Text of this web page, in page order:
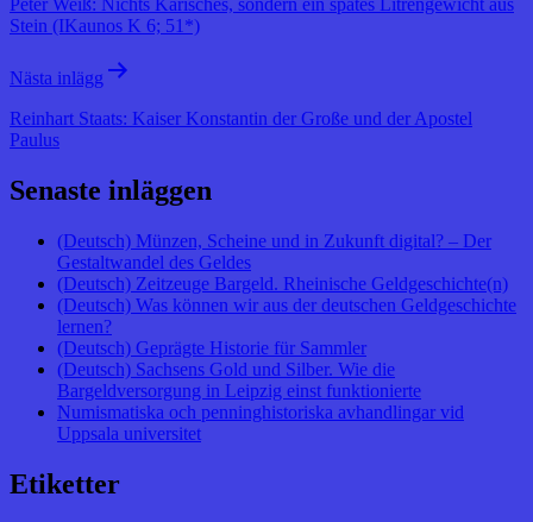
Peter Weiß: Nichts Karisches, sondern ein spätes Litrengewicht aus
Stein (IKaunos K 6; 51*)
Nästa inlägg
Reinhart Staats: Kaiser Konstantin der Große und der Apostel
Paulus
Senaste inläggen
(Deutsch) Münzen, Scheine und in Zukunft digital? – Der
Gestaltwandel des Geldes
(Deutsch) Zeitzeuge Bargeld. Rheinische Geldgeschichte(n)
(Deutsch) Was können wir aus der deutschen Geldgeschichte
lernen?
(Deutsch) Geprägte Historie für Sammler
(Deutsch) Sachsens Gold und Silber. Wie die
Bargeldversorgung in Leipzig einst funktionierte
Numismatiska och penninghistoriska avhandlingar vid
Uppsala universitet
Etiketter